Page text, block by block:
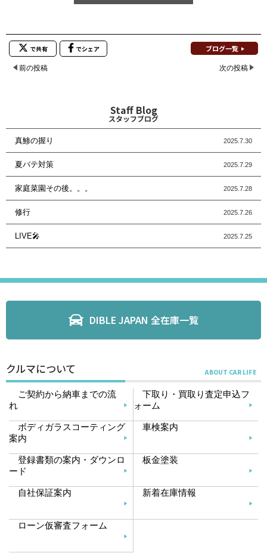
で共有 でシェア ブログ一覧
前の投稿 次の投稿
Staff Blog
スタッフブログ
真鯵の握り 2025.7.30
夏バテ対策 2025.7.29
家庭菜園その後。。。 2025.7.28
修行 2025.7.26
LIVE🎤 2025.7.25
DIBLE JAPAN 全在庫一覧
クルマについて
ご契約から納車までの流
れ
下取り・買取り査定申込フ
ォーム
ボディガラスコーティング
案内
車検案内
登録書類の案内・ダウンロ
ード
板金塗装
自社保証案内 新着在庫情報
ローン仮審査フォーム